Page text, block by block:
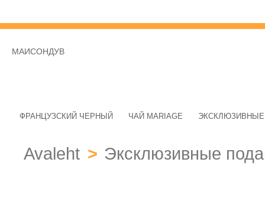
МАИСОНДУВ
ФРАНЦУЗСКИЙ ЧЕРНЫЙ ЧАЙ MARIAGE
Avaleht > Эксклюзивные